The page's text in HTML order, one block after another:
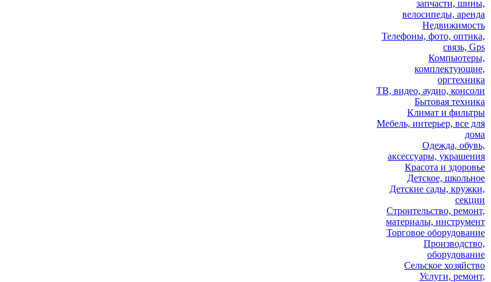
запчасти, шины,
велосипеды, аренда
Недвижимость
Телефоны, фото, оптика,
связь, Gps
Компьютеры,
комплектующие,
оргтехника
ТВ, видео, аудио, консоли
Бытовая техника
Климат и фильтры
Мебель, интерьер, все для
дома
Одежда, обувь,
аксессуары, украшения
Красота и здоровье
Детское, школьное
Детские сады, кружки,
секции
Строительство, ремонт,
материалы, инструмент
Торговое оборудование
Производство,
оборудование
Сельское хозяйство
Услуги, ремонт,